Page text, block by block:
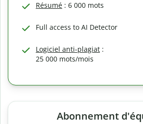
Résumé : 6 000 mots
Full access to AI Detector
Logiciel anti-plagiat :
25 000 mots/mois
Abonnement